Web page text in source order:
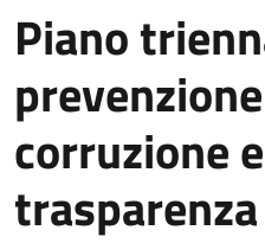
Piano
corruzione
trasparenza